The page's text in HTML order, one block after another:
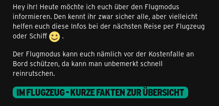
Hey ihr! Heute möchte ich euch über den Flugmodus
informieren. Den kennt ihr zwar sicher alle, aber vielleicht
helfen euch diese Infos bei der nächsten Reise per Flugzeug
oder Schiff
.
Der Flugmodus kann euch nämlich vor der Kostenfalle an
Bord schützen, da kann man unbemerkt schnell
reinrutschen.
IM FLUGZEUG - KURZE FAKTEN ZUR ÜBERSICHT